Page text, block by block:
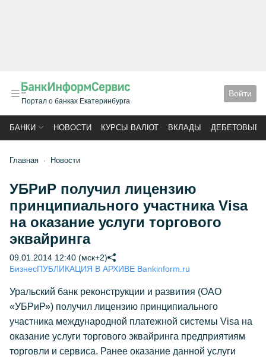
Портал о банках Екатеринбурга
Войти
БАНКИ НОВОСТИ КУРСЫ ВАЛЮТ ВКЛАДЫ ДЕБЕТОВЫЕ
Главная Новости
УБРиР получил лицензию
принципиального участника Visa
на оказание услуги торгового
эквайринга
09.01.2014 12:40 (мск+2)
БизнесПУБЛИКАЦИЯ В АРХИВЕ Bankinform.ru
Уральский банк реконструкции и развития (ОАО
«УБРиР») получил лицензию принципиального
участника международной платежной системы Visa на
оказание услуги торгового эквайринга предприятиям
торговли и сервиса. Ранее оказание данной услуги